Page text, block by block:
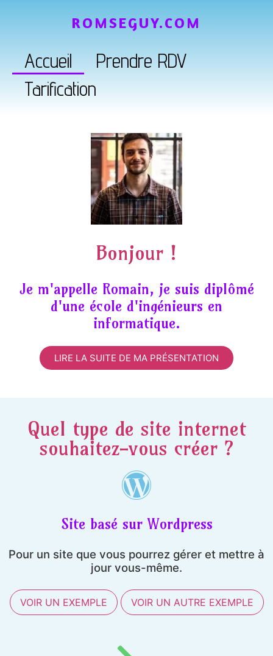
Accueil
Prendre RDV
Tarification
ROMSEGUY.COM
Bonjour !
Je m'appelle Romain, je suis diplômé
d'une école d'ingénieurs en
informatique.
LIRE LA SUITE DE MA PRÉSENTATION
Quel type de site internet
souhaitez-vous créer ?
Site basé sur Wordpress
Pour un site que vous pourrez gérer et mettre à
jour vous-même.
VOIR UN EXEMPLE VOIR UN AUTRE EXEMPLE